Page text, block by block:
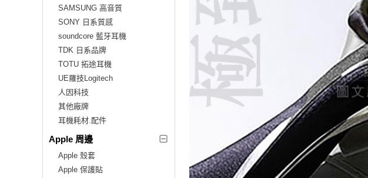
SAMSUNG 高音質
SONY 日系質感
soundcore 藍牙耳機
TDK 日系品牌
TOTU 拓途耳機
UE羅技Logitech
人因科技
其他廠牌
耳機耗材.配件
Apple 周邊
Apple 殼套
Apple 保護貼